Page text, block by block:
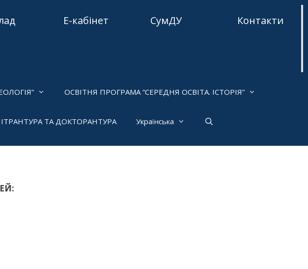
Е-кабінет СумДУ Контакти
ОСВІТНЯ ПРОГРАМА “СЕРЕДНЯ ОСВІТА. ІСТОРІЯ”
ТА ДОКТОРАНТУРА Українська